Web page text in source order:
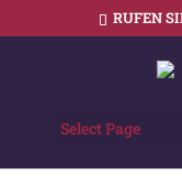
RUFEN
Select Page